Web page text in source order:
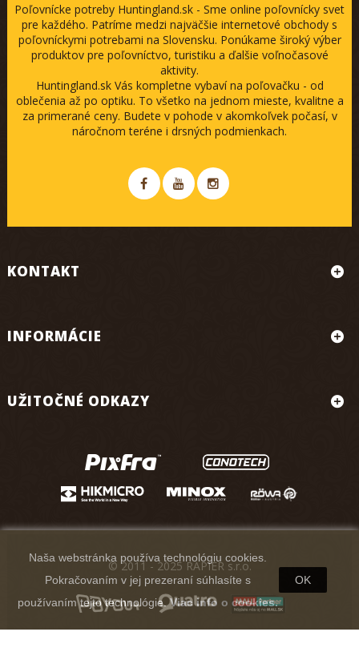
Poľovnícke potreby Huntingland.sk - Sme online poľovnícky svet
pre každého. Patríme medzi najväčšie internetové obchody s
poľovníckymi potrebami na Slovensku. Ponúkame široký výber
produktov pre poľovníctvo, turistiku a ďalšie voľnočasové
aktivity.
Huntingland.sk Vás kompletne vybaví na poľovačku - od
oblečenia až po optiku. To všetko na jednom mieste, kvalitne a
za primerané ceny. Budete v pohode v akomkoľvek počasí, v
náročnom teréne i drsných podmienkach.
KONTAKT
INFORMÁCIE
UŽITOČNÉ ODKAZY
Naša webstránka používa technológiu cookies.
Pokračovaním v jej prezeraní súhlasíte s
používaním tejto technológie.Viac info o cookies.
OK
© 2011 - 2025 RAPIER s.r.o.